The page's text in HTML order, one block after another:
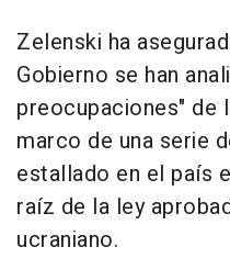
Zelenski ha
Gobierno se han
preocupaciones" de
marco de una serie
estallado en el país
raíz de la ley
ucraniano.